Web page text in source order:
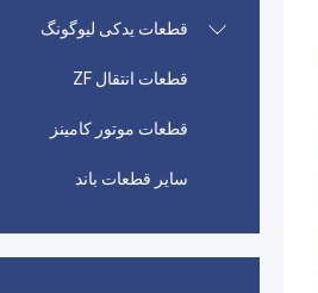
قطعات یدکی لیوگونگ
قطعات انتقال ZF
قطعات موتور کامینز
سایر قطعات باند